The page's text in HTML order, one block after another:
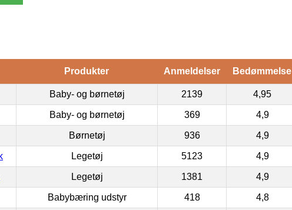
Produkter Anmeldelser Bedømmelse
Baby- og børnetøj 2139 4,95
Baby- og børnetøj 369 4,9
Børnetøj 936 4,9
Legetøj 5123 4,9
Legetøj 1381 4,9
Babybæring udstyr 418 4,8